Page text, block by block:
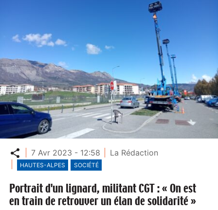
Partager
7 Avr 2023 - 12:58 La Rédaction
HAUTES-ALPES SOCIÉTÉ
Portrait d'un lignard, militant CGT : « On est
en train de retrouver un élan de solidarité »